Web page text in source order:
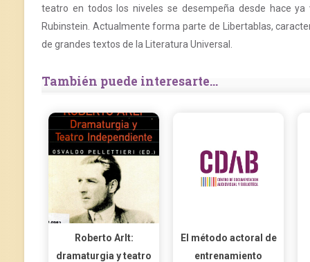
teatro en todos los niveles se desempeña desde hace
Rubinstein. Actualmente forma parte de Libertablas,
de grandes textos de la Literatura Universal.
También puede interesarte...
Roberto Arlt:
dramaturgia y teatro
El método actoral de
entrenamiento